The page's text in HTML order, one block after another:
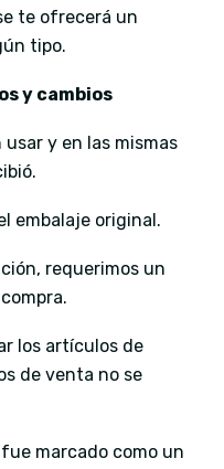
te ofrecerá un
tipo.
y cambios
y en las mismas
embalaje original.
requerimos un
los artículos de
de venta no se
marcado como un